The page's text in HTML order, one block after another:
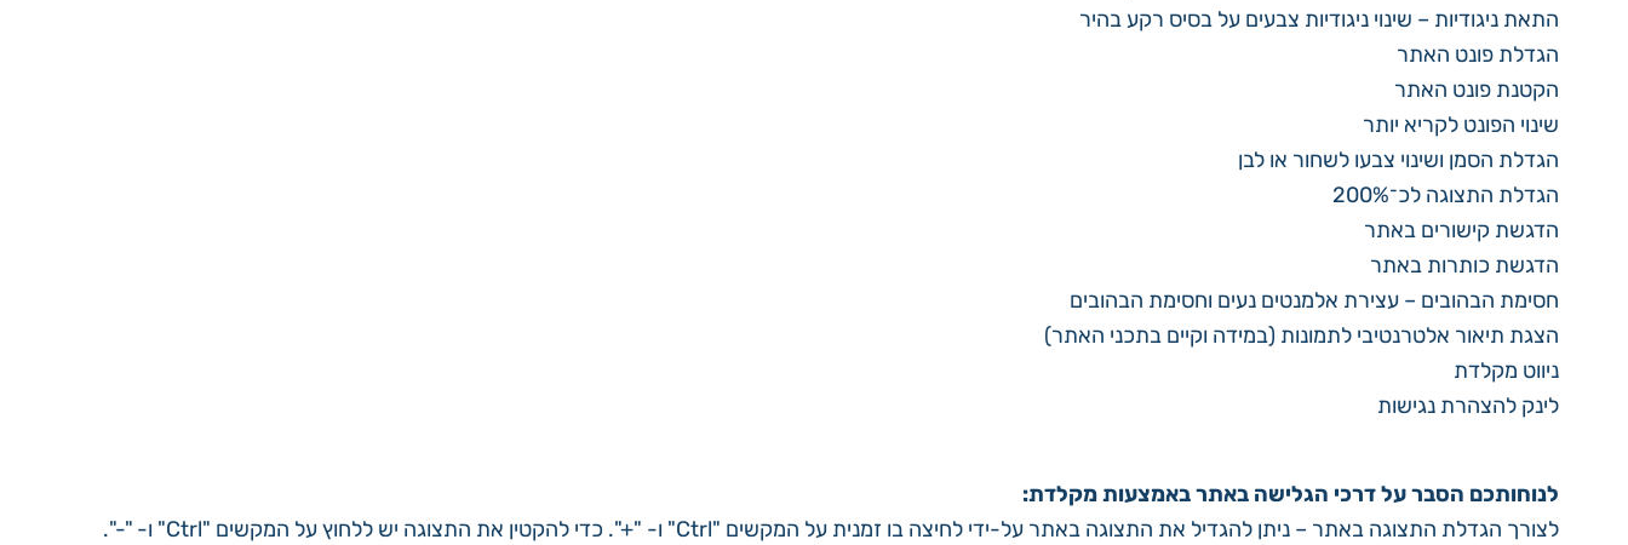
התאת ניגודיות – שינוי ניגודיות צבעים על בסיס רקע בהיר
הגדלת פונט האתר
הקטנת פונט האתר
שינוי הפונט לקריא יותר
הגדלת הסמן ושינוי צבעו לשחור או לבן
הגדלת התצוגה לכ־200%
הדגשת קישורים באתר
הדגשת כותרות באתר
חסימת הבהובים – עצירת אלמנטים נעים וחסימת הבהובים
הצגת תיאור אלטרנטיבי לתמונות (במידה וקיים בתכני האתר)
ניווט מקלדת
לינק להצהרת נגישות
לנוחותכם הסבר על דרכי הגלישה באתר באמצעות מקלדת:
לצורך הגדלת התצוגה באתר – ניתן להגדיל את התצוגה באתר על-ידי לחיצה בו זמנית על המקשים "Ctrl" ו- "+". כדי להקטין את התצוגה יש ללחוץ על המקשים "Ctrl" ו- "-".